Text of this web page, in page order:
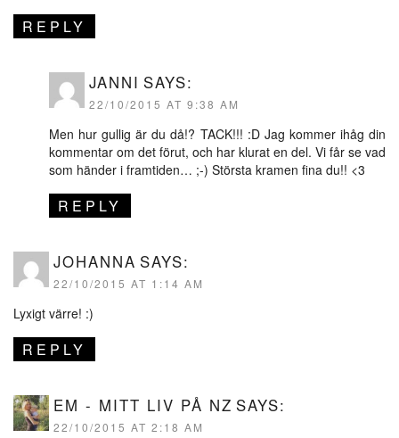
REPLY
JANNI SAYS:
22/10/2015 AT 9:38 AM
Men hur gullig är du då!? TACK!!! :D Jag kommer ihåg din
kommentar om det förut, och har klurat en del. Vi får se vad
som händer i framtiden… ;-) Största kramen fina du!! <3
REPLY
JOHANNA SAYS:
22/10/2015 AT 1:14 AM
Lyxigt värre! :)
REPLY
EM - MITT LIV PÅ NZ SAYS:
22/10/2015 AT 2:18 AM